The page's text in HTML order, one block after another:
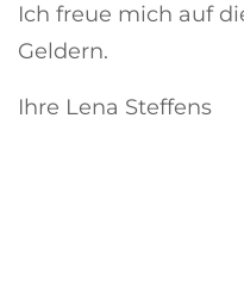
Ich freue mich auf
Geldern.
Ihre Lena Steffens